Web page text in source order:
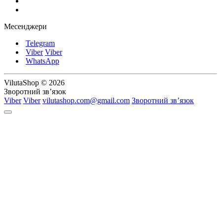
Месенджери
Telegram
Viber Viber
WhatsApp
VilutaShop © 2026
Зворотний зв’язок
Viber Viber vilutashop.com@gmail.com Зворотний зв’язок